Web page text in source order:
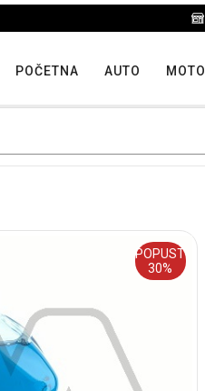
POČETNA AUTO MOTO
POPUST
30%